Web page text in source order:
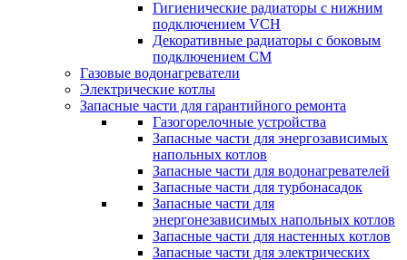
Гигиенические радиаторы c нижним
подключением VCH
Декоративные радиаторы с боковым
подключением CM
Газовые водонагреватели
Электрические котлы
Запасные части для гарантийного ремонта
Газогорелочные устройства
Запасные части для энергозависимых
напольных котлов
Запасные части для водонагревателей
Запасные части для турбонасадок
Запасные части для
энергонезависимых напольных котлов
Запасные части для настенных котлов
Запасные части для электрических